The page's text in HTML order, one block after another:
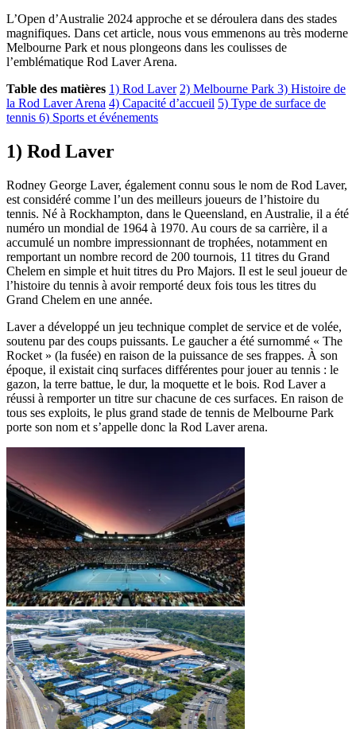
L’Open d’Australie 2024 approche et se déroulera dans des stades
magnifiques. Dans cet article, nous vous emmenons au très moderne
Melbourne Park et nous plongeons dans les coulisses de
l’emblématique Rod Laver Arena.
Table des matières 1) Rod Laver 2) Melbourne Park 3) Histoire de
la Rod Laver Arena 4) Capacité d’accueil 5) Type de surface de
tennis 6) Sports et événements
1) Rod Laver
Rodney George Laver, également connu sous le nom de Rod Laver,
est considéré comme l’un des meilleurs joueurs de l’histoire du
tennis. Né à Rockhampton, dans le Queensland, en Australie, il a été
numéro un mondial de 1964 à 1970. Au cours de sa carrière, il a
accumulé un nombre impressionnant de trophées, notamment en
remportant un nombre record de 200 tournois, 11 titres du Grand
Chelem en simple et huit titres du Pro Majors. Il est le seul joueur de
l’histoire du tennis à avoir remporté deux fois tous les titres du
Grand Chelem en une année.
Laver a développé un jeu technique complet de service et de volée,
soutenu par des coups puissants. Le gaucher a été surnommé « The
Rocket » (la fusée) en raison de la puissance de ses frappes. À son
époque, il existait cinq surfaces différentes pour jouer au tennis : le
gazon, la terre battue, le dur, la moquette et le bois. Rod Laver a
réussi à remporter un titre sur chacune de ces surfaces. En raison de
tous ses exploits, le plus grand stade de tennis de Melbourne Park
porte son nom et s’appelle donc la Rod Laver arena.